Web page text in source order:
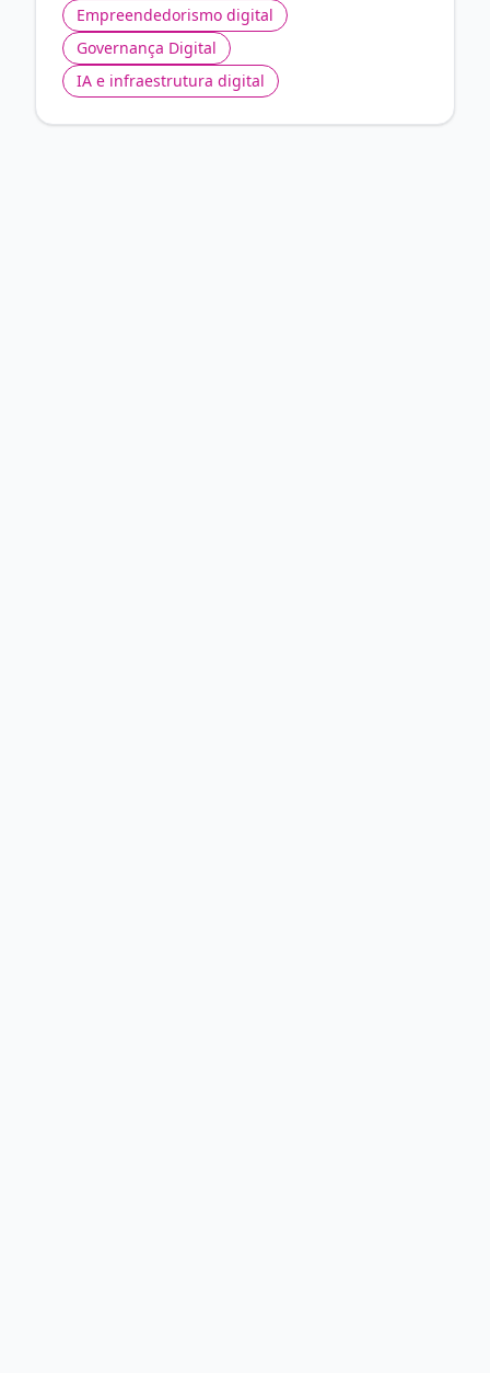
Empreendedorismo digital
Governança Digital
IA e infraestrutura digital